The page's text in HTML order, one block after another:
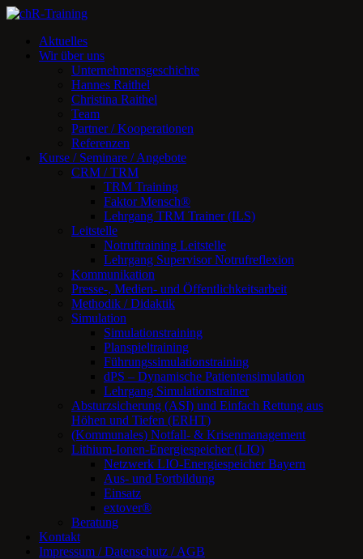
Zum
springenAktuelles
Wir über uns
Unternehmensgeschichte
Hannes Raithel
Christina Raithel
Team
Partner / Kooperationen
Referenzen
Kurse / Seminare / Angebote
CRM / TRM
TRM Training
Faktor Mensch®
Lehrgang TRM Trainer (ILS)
Leitstelle
Notruftraining Leitstelle
Lehrgang Supervisor Notrufreflexion
Kommunikation
Presse-, Medien- und Öffentlichkeitsarbeit
Methodik / Didaktik
Simulation
Simulationstraining
Planspieltraining
Führungssimulationstraining
dPS – Dynamische Patientensimulation
Lehrgang Simulationstrainer
Absturzsicherung (ASI) und Einfach Rettung aus
Höhen und Tiefen (ERHT)
(Kommunales) Notfall- & Krisenmanagement
Lithium-Ionen-Energiespeicher (LIO)
Netzwerk LIO-Energiespeicher Bayern
Aus- und Fortbildung
Einsatz
extover®
Beratung
Kontakt
Impressum / Datenschutz / AGB